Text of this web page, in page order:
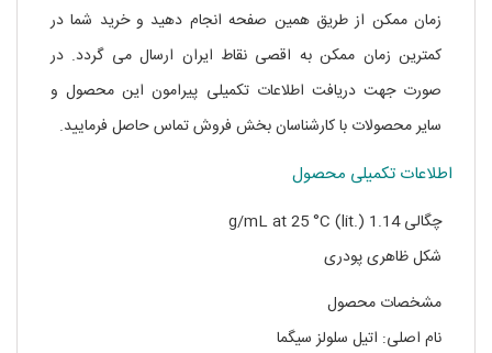
زمان ممکن از طریق همین صفحه انجام دهید و خرید شما در
کمترین زمان ممکن به اقصی نقاط ایران ارسال می گردد. در
صورت جهت دریافت اطلاعات تکمیلی پیرامون این محصول و
سایر محصولات با کارشناسان بخش فروش تماس حاصل فرمایید.
اطلاعات تکمیلی محصول
چگالی 1.14 g/mL at 25 °C (lit.)
شکل ظاهری پودری
مشخصات محصول
نام اصلی: اتیل سلولز سیگما